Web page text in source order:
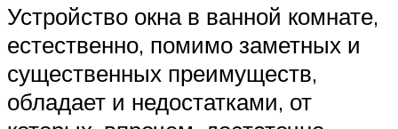
Устройство окна в ванной комнате,
естественно, помимо заметных и
существенных преимуществ,
обладает и недостатками, от